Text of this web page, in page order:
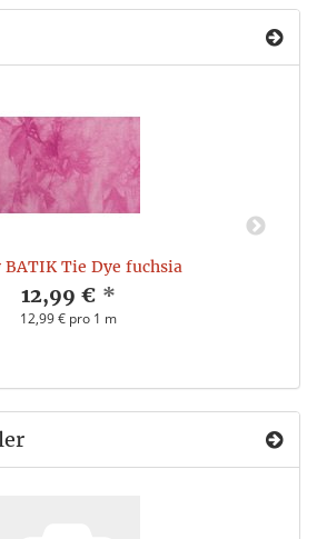
BATIK Tie Dye fuchsia
12,99 € *
12,99 € pro 1 m